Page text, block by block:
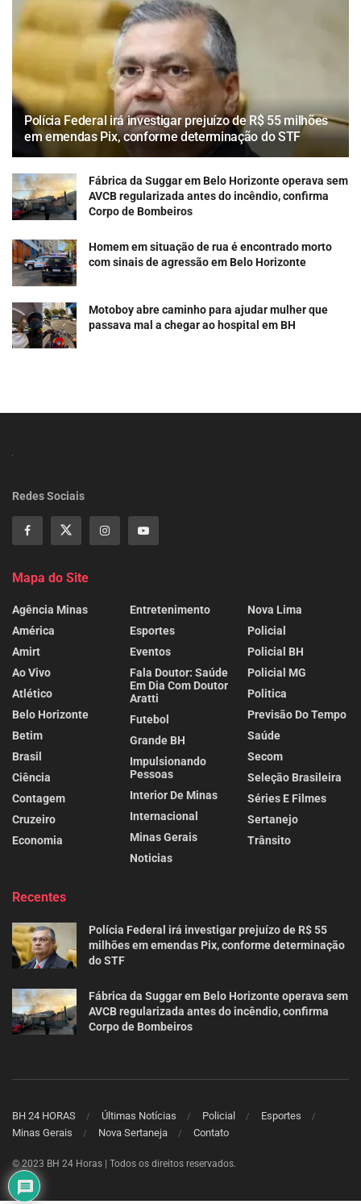
Polícia Federal irá investigar prejuízo de R$ 55 milhões
em emendas Pix, conforme determinação do STF
Fábrica da Suggar em Belo Horizonte operava sem
AVCB regularizada antes do incêndio, confirma
Corpo de Bombeiros
Homem em situação de rua é encontrado morto
com sinais de agressão em Belo Horizonte
Motoboy abre caminho para ajudar mulher que
passava mal a chegar ao hospital em BH
Redes Sociais
Mapa do Site
Agência Minas
América
Amirt
Ao Vivo
Atlético
Belo Horizonte
Betim
Brasil
Ciência
Contagem
Cruzeiro
Economia
Entretenimento
Esportes
Eventos
Fala Doutor: Saúde
Em Dia Com Doutor
Aratti
Futebol
Grande BH
Impulsionando
Pessoas
Interior De Minas
Internacional
Minas Gerais
Noticias
Nova Lima
Policial
Policial BH
Policial MG
Politica
Previsão Do Tempo
Saúde
Secom
Seleção Brasileira
Séries E Filmes
Sertanejo
Trânsito
Recentes
Polícia Federal irá investigar prejuízo de R$ 55
milhões em emendas Pix, conforme determinação
do STF
Fábrica da Suggar em Belo Horizonte operava sem
AVCB regularizada antes do incêndio, confirma
Corpo de Bombeiros
BH 24 HORAS Últimas Notícias Policial
Esportes
Minas Gerais
Nova Sertaneja Contato
© 2023 BH 24 Horas | Todos os direitos reservados.